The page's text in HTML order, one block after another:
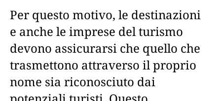
Per questo motivo, le destinazioni
e anche le imprese del turismo
devono assicurarsi che quello che
trasmettono attraverso il proprio
nome sia riconosciuto dai